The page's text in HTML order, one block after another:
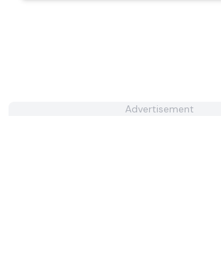
Advertisement